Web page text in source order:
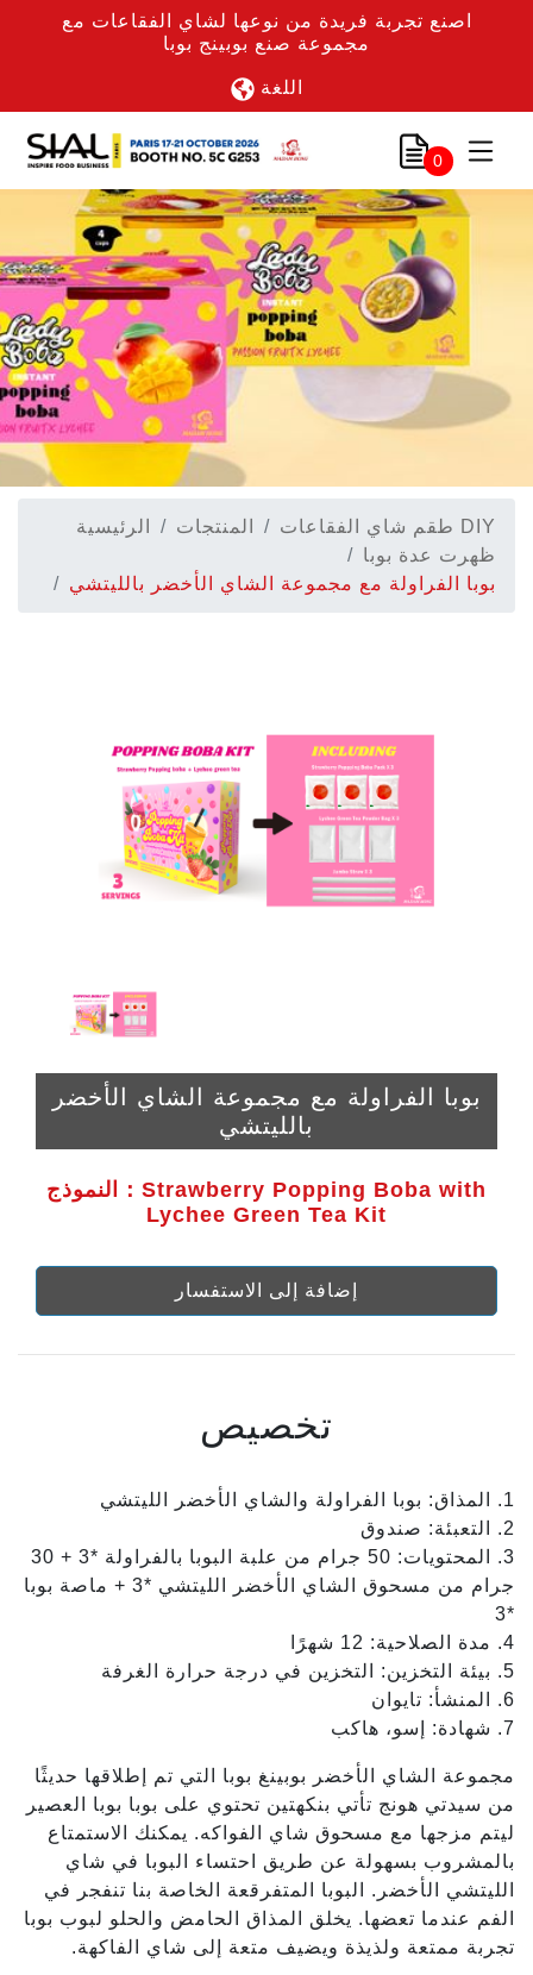
اصنع تجربة فريدة من نوعها لشاي الفقاعات مع
مجموعة صنع بوبينج بوبا
اللغة
0
الرئيسية المنتجات
طقم شاي الفقاعات DIY
ظهرت عدة بوبا
بوبا الفراولة مع مجموعة الشاي الأخضر بالليتشي
بوبا الفراولة مع مجموعة الشاي الأخضر
بالليتشي
النموذج：Strawberry Popping Boba with
Lychee Green Tea Kit
إضافة إلى الاستفسار
تخصيص
1. المذاق: بوبا الفراولة والشاي الأخضر الليتشي
2. التعبئة: صندوق
3. المحتويات: 50 جرام من علبة البوبا بالفراولة *3 + 30
جرام من مسحوق الشاي الأخضر الليتشي *3 + ماصة بوبا
*3
4. مدة الصلاحية: 12 شهرًا
5. بيئة التخزين: التخزين في درجة حرارة الغرفة
6. المنشأ: تايوان
7. شهادة: إسو، هاكب
مجموعة الشاي الأخضر بوبينغ بوبا التي تم إطلاقها حديثًا
من سيدتي هونج تأتي بنكهتين تحتوي على بوبا بوبا العصير
ليتم مزجها مع مسحوق شاي الفواكه. يمكنك الاستمتاع
بالمشروب بسهولة عن طريق احتساء البوبا في شاي
الليتشي الأخضر. البوبا المتفرقعة الخاصة بنا تنفجر في
الفم عندما تعضها. يخلق المذاق الحامض والحلو لبوب بوبا
تجربة ممتعة ولذيذة ويضيف متعة إلى شاي الفاكهة.